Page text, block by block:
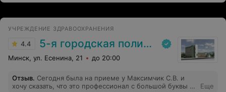
УЧРЕЖДЕНИЕ ЗДРАВООХРАНЕНИЯ
4.4 5-я городская поликлиника
Минск, ул. Есенина, 21 до 20:00
Отзыв. Сегодня была на приеме у Максимчик С.В. и
хочу сказать, что это профессионал с большой буквы и
Еще